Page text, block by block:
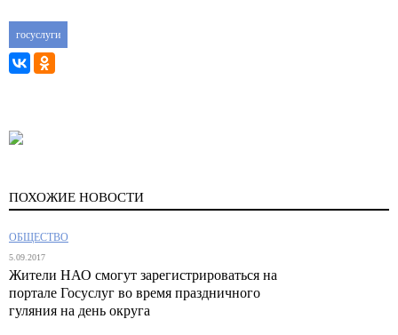
госуслуги
ПОХОЖИЕ НОВОСТИ
ОБЩЕСТВО
5.09.2017
Жители НАО смогут зарегистрироваться на
портале Госуслуг во время праздничного
гуляния на день округа